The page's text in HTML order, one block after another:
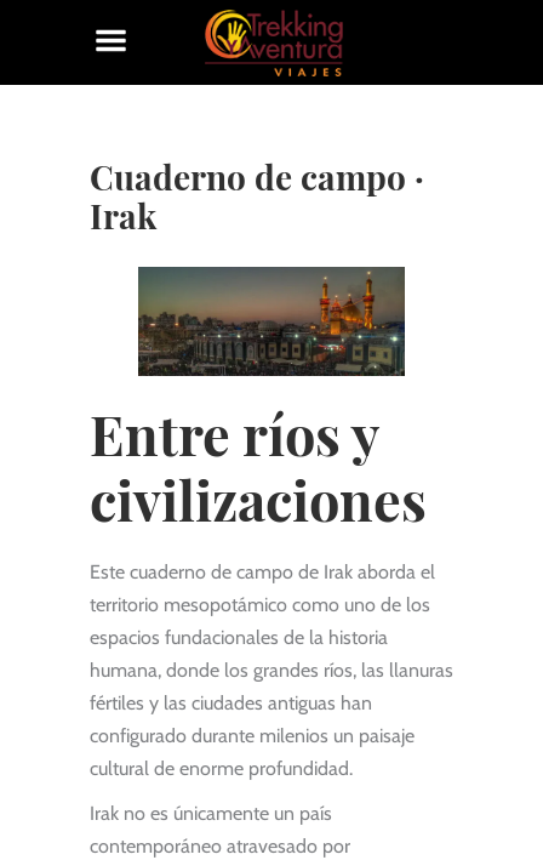
Cuaderno de campo ·
Irak
Entre ríos y
civilizaciones
Este cuaderno de campo de Irak aborda el
territorio mesopotámico como uno de los
espacios fundacionales de la historia
humana, donde los grandes ríos, las llanuras
fértiles y las ciudades antiguas han
configurado durante milenios un paisaje
cultural de enorme profundidad.
Irak no es únicamente un país
contemporáneo atravesado por